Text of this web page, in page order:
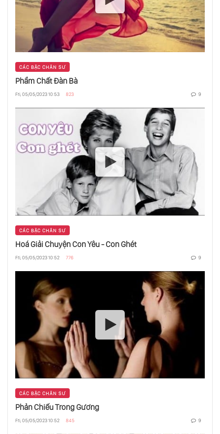
Tôn Giáo Không Tôn Giáo
Thức Ăn Và Mạnh Khoẻ
Mềm Mại Và Yếu Đuối Là Thuộc Về Đỉnh Cao
Mắc Kẹt Trong An Toàn
Phản Chiếu Trong Gương
Hoá Giải Chuyện Con Yêu - Con Ghét
Phân Tâm Học Không Thể Thay Thế Cho Tôn
Giáo
Như Lai Là Gì?
Đói Nghèo Ở Ấn Độ, Vì Đâu Nên Nỗi?
CÁC BẬC CHÂN SƯ
Phẩm Chất Đàn Bà
Fri, 05/05/2023 10:53 823 9
CÁC BẬC CHÂN SƯ
Hoá Giải Chuyện Con Yêu - Con Ghét
Fri, 05/05/2023 10:52 776 9
CÁC BẬC CHÂN SƯ
Phản Chiếu Trong Gương
Fri, 05/05/2023 10:52 845 9